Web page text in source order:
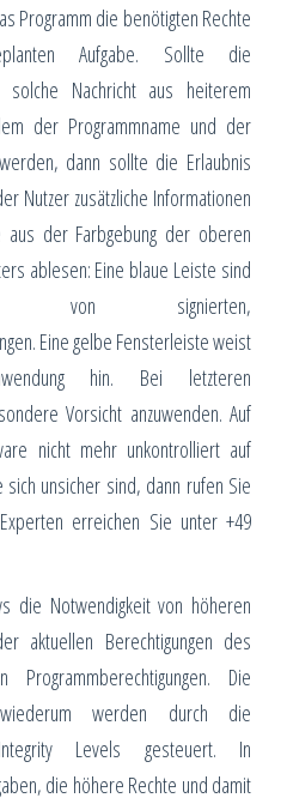
Programm die benötigten Rechte
Aufgabe. Sollte die
solche Nachricht aus heiterem
der Programmname und der
dann sollte die Erlaubnis
Nutzer zusätzliche Informationen
der Farbgebung der oberen
ablesen: Eine blaue Leiste sind
von signierten,
Eine gelbe Fensterleiste weist
hin. Bei letzteren
Vorsicht anzuwenden. Auf
nicht mehr unkontrolliert auf
unsicher sind, dann rufen Sie
erreichen Sie unter +49
die Notwendigkeit von höheren
aktuellen Berechtigungen des
Die
wiederum werden durch die
Levels gesteuert. In
die höhere Rechte und damit